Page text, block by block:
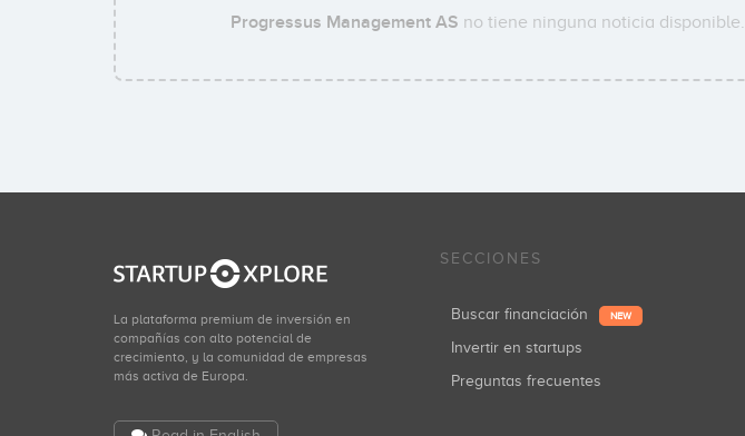
Progressus Management AS no tiene ninguna noticia disponible.
La plataforma premium de inversión en
compañías con alto potencial de
crecimiento, y la comunidad de empresas
más activa de Europa.
SECCIONES
Buscar financiación NEW
Invertir en startups
Preguntas frecuentes